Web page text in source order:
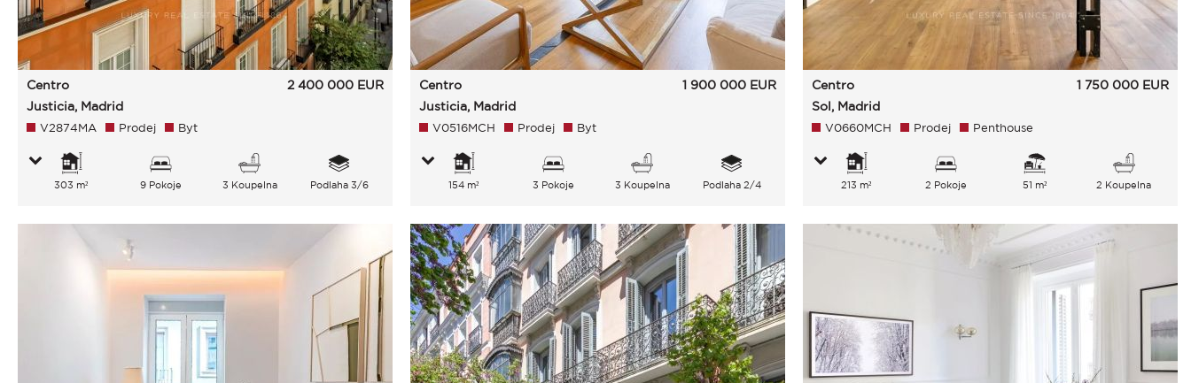
Centro
Justicia, Madrid
2 400 000 EUR
V2874MA Prodej Byt
303 m² 9 Pokoje 3 Koupelna Podlaha 3/6
Centro
Justicia, Madrid
1 900 000 EUR
V0516MCH Prodej Byt
154 m² 3 Pokoje 3 Koupelna Podlaha 2/4
Centro
Sol, Madrid
1 750 000 EUR
V0660MCH Prodej Penthouse
213 m² 2 Pokoje 51 m² 2 Koupelna